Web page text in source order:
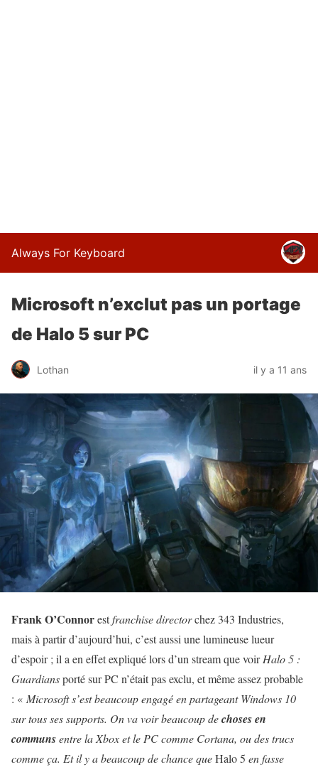
Always For Keyboard
Microsoft n’exclut pas un portage
de Halo 5 sur PC
Lothan il y a 11 ans
Frank O’Connorestfranchise directorchez 343 Industries,
mais à partir d’aujourd’hui, c’est aussi une lumineuse lueur
d’espoir ; il a en effet expliqué lors d’un stream que voirHalo 5 :
Guardiansporté sur PC n’était pas exclu, et même assez probable
: « Microsoft s’est beaucoup engagé en partageant Windows 10
sur tous ses supports. On va voir beaucoup dechoses en
communsentre la Xbox et le PC comme Cortana, ou des trucs
comme ça. Et il y a beaucoup de chance queHalo 5 en fasse